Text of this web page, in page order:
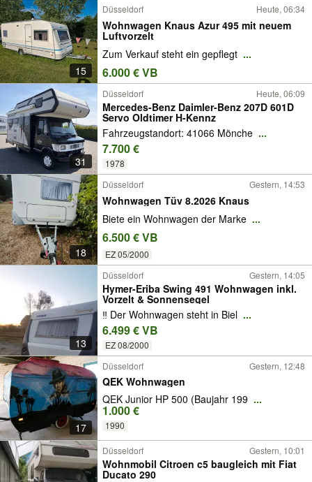
15
Düsseldorf Heute, 06:34
Wohnwagen Knaus Azur 495 mit neuem
Luftvorzelt
Zum Verkauf steht ein gepflegt ...
6.000 € VB
31
Düsseldorf Heute, 06:09
Mercedes-Benz Daimler-Benz 207D 601D
Servo Oldtimer H-Kennz
Fahrzeugstandort: 41066 Mönche ...
7.700 €
1978
18
Düsseldorf Gestern, 14:53
Wohnwagen Tüv 8.2026 Knaus
Biete ein Wohnwagen der Marke ...
6.500 € VB
EZ 05/2000
13
Düsseldorf Gestern, 14:05
Hymer-Eriba Swing 491 Wohnwagen inkl.
Vorzelt & Sonnensegel
‼️ Der Wohnwagen steht in Biel ...
6.499 € VB
EZ 08/2000
17
Düsseldorf Gestern, 12:48
QEK Wohnwagen
QEK Junior HP 500 (Baujahr 199 ...
1.000 €
1990
Düsseldorf Gestern, 10:01
Wohnmobil Citroen c5 baugleich mit Fiat
Ducato 290